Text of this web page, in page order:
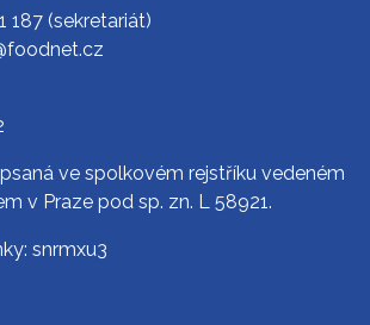
187 (sekretariát)
ve spolkovém rejstříku vedeném
v Praze pod sp. zn. L 58921.
snrmxu3